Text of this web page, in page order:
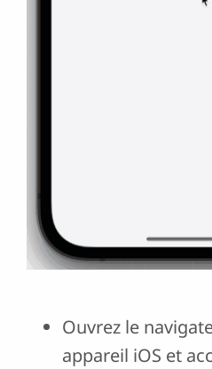
Ouvrez le
appareil iOS et